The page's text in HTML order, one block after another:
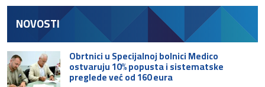
NOVOSTI
Obrtnici u Specijalnoj bolnici Medico
ostvaruju 10% popusta i sistematske
preglede već od 160 eura